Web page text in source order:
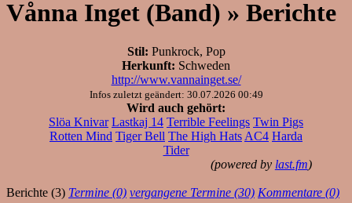
Vånna Inget (Band) » Berichte
Stil: Punkrock, Pop
Herkunft: Schweden
http://www.vannainget.se/
Infos zuletzt geändert: 30.07.2026 00:49
Wird auch gehört:
Slöa Knivar Lastkaj 14 Terrible Feelings Twin Pigs
Rotten Mind Tiger Bell The High Hats AC4 Harda
Tider
(powered by last.fm)
Berichte (3) Termine (0) vergangene Termine (30) Kommentare (0)